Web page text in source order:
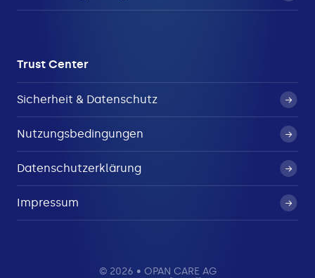
Trust Center
Sicherheit & Datenschutz
Nutzungsbedingungen
Datenschutzerklärung
Impressum
© 2026 • OPAN CARE AG